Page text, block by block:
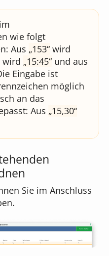
wie folgt
Aus 153 wird
wird 15:45 und aus
Eingabe ist
möglich
an das
Aus 15,30
Sie im Anschluss